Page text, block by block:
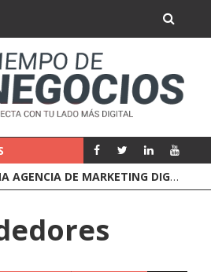
CÓMO ELEGIR UNA AGENCIA DE MARKETING DIGITAL (Y QUÉ PREGUNTARLE ANTES DE FIRMAR)